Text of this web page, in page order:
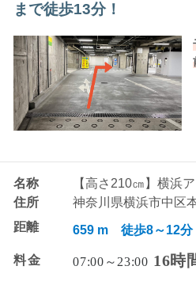
まで徒歩13分！
名称
【高さ210㎝】横浜
住所
神奈川県横浜市中区
距離
659 m 徒歩8～12分
料金 07:00～23:00 16時